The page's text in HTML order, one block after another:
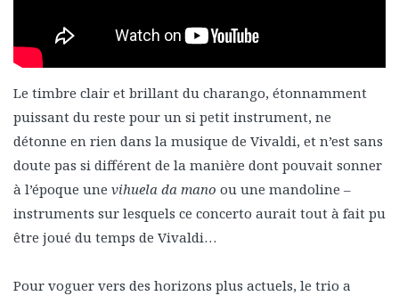
Le timbre clair et brillant du charango, étonnamment
puissant du reste pour un si petit instrument, ne
détonne en rien dans la musique de Vivaldi, et n’est sans
doute pas si différent de la manière dont pouvait sonner
à l’époque une vihuela da mano ou une mandoline –
instruments sur lesquels ce concerto aurait tout à fait pu
être joué du temps de Vivaldi…
Pour voguer vers des horizons plus actuels, le trio a